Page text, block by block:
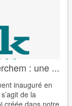
: une ...
inauguré en
de la
créée dans notre